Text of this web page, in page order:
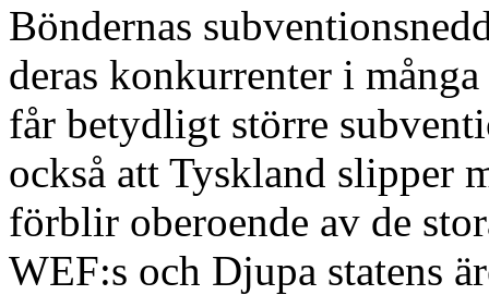
Böndernas
deras konkurrenter i
får betydligt större
också att Tyskland slipper
förblir oberoende av de
WEF:s och Djupa statens